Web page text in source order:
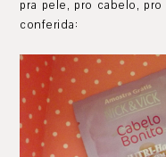
pra pele, pro cabelo,
conferida: